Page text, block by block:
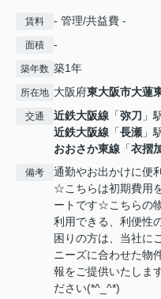
賃料 - 管理/共益費 -
面積 -
築年数 築1年
所在地 大阪府東大阪市大蓮
交通 近鉄大阪線 「弥刀 」
近鉄大阪線 「長瀬 」
おおさか東線 「衣摺
備考
通勤やお出かけに便
☆こちらは初期費用
ートです☆こちらの
利用できる、利便性
困りの方は、当社に
ニーズに合わせた物
報をご提供いたしま
ださい(*^_^*)